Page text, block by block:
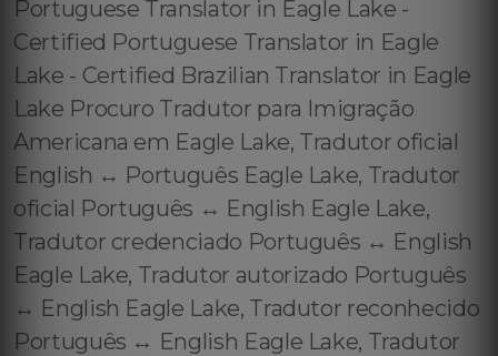
Portuguese Translator in Eagle Lake -
Certified Portuguese Translator in Eagle
Lake - Certified Brazilian Translator in Eagle
Lake Procuro Tradutor para Imigração
Americana em Eagle Lake, Tradutor oficial
English ↔️ Português Eagle Lake, Tradutor
oficial Português ↔️ English Eagle Lake,
Tradutor credenciado Português ↔️ English
Eagle Lake, Tradutor autorizado Português
↔️ English Eagle Lake, Tradutor reconhecido
Português ↔️ English Eagle Lake, Tradutor